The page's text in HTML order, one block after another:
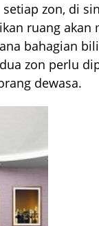
zon, di
ruang akan
bahagian
zon perlu
dewasa.